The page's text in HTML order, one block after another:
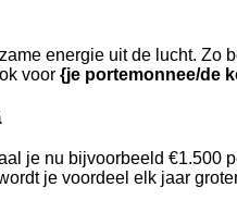
energie uit de lucht.
voor {je portemonnee/de
je nu bijvoorbeeld €1.500
je voordeel elk jaar